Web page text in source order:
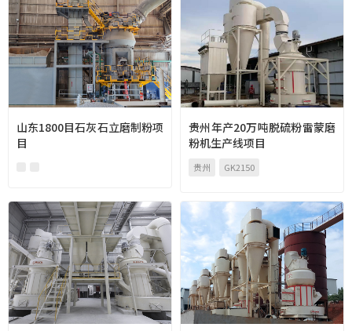
山东1800目石灰石立磨制粉项
目
贵州年产20万吨脱硫粉雷蒙磨
粉机生产线项目
贵州 GK2150